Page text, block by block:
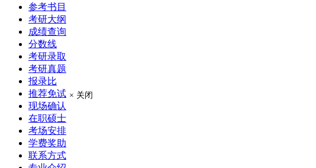
参考书目
考研大纲
成绩查询
分数线
考研录取
考研真题
报录比
推荐免试
现场确认
在职硕士
考场安排
学费奖助
联系方式
× 关闭